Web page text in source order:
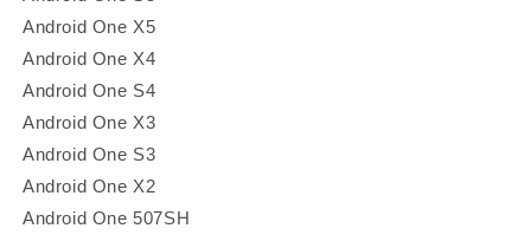
減
ら
す
Android One X5
Android One X4
Android One S4
Android One X3
Android One S3
Android One X2
Android One 507SH